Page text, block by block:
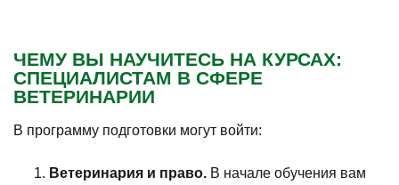
ЧЕМУ ВЫ НАУЧИТЕСЬ НА КУРСАХ:
СПЕЦИАЛИСТАМ В СФЕРЕ
ВЕТЕРИНАРИИ
В программу подготовки могут войти:
Ветеринария и право. В начале обучения вам